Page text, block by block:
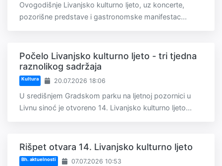
Ovogodišnje Livanjsko kulturno ljeto, uz koncerte,
pozorišne predstave i gastronomske manifestac...
Počelo Livanjsko kulturno ljeto - tri tjedna
raznolikog sadržaja
Kultura 20.07.2026 18:06
U središnjem Gradskom parku na ljetnoj pozornici u
Livnu sinoć je otvoreno 14. Livanjsko kulturno ljeto...
Rišpet otvara 14. Livanjsko kulturno ljeto
Bh. aktuelnosti 07.07.2026 10:53